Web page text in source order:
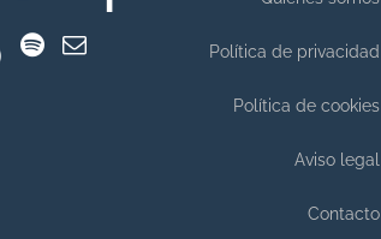
Política de privacidad
Política de cookies
Aviso legal
Contacto